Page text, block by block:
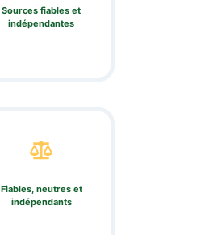
Sources fiables et
indépendantes
Fiables, neutres et
indépendants